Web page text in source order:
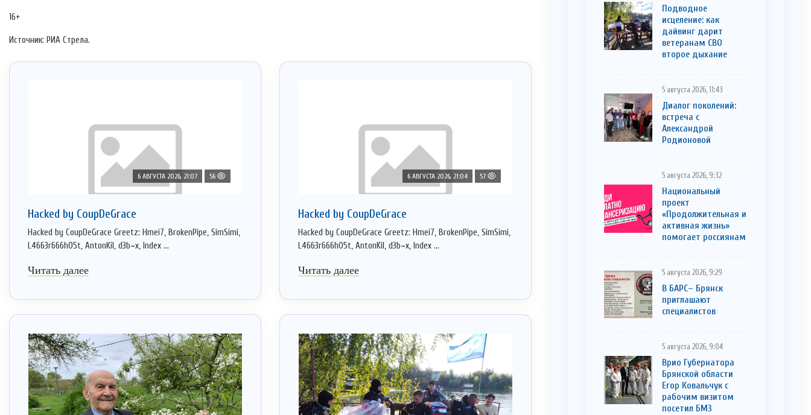
16+
Источник: РИА Стрела.
6 АВГУСТА 2026, 21:07 56
Hacked by CoupDeGrace
Hacked by CoupDeGrace Greetz: Hmei7, BrokenPipe, SimSimi,
L4663r666h05t, AntonKil, d3b~x, Index ...
Читать далее
6 АВГУСТА 2026, 21:04 57
Hacked by CoupDeGrace
Hacked by CoupDeGrace Greetz: Hmei7, BrokenPipe, SimSimi,
L4663r666h05t, AntonKil, d3b~x, Index ...
Читать далее
Подводное
исцеление: как
дайвинг дарит
ветеранам СВО
второе дыхание
5 августа 2026, 11:43
Диалог поколений:
встреча с
Александрой
Родионовой
5 августа 2026, 9:32
Национальный
проект
«Продолжительная и
активная жизнь»
помогает россиянам
5 августа 2026, 9:29
В БАРС– Брянcк
приглaшают
cпециaлистoв
5 августа 2026, 9:04
Врио Губернатора
Брянской области
Егор Ковальчук с
рабочим визитом
посетил БМЗ